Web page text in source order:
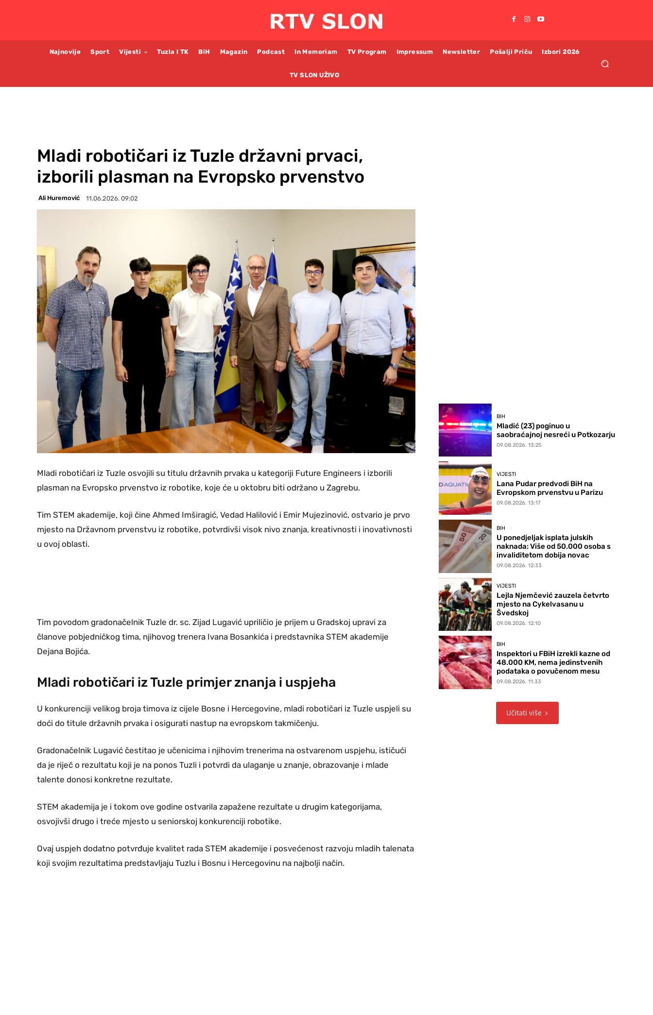
Najnovije Sport Vijesti Tuzla I TK BiH Magazin Podcast In Memoriam TV Program Impressum Newsletter Pošalji Priču Izbori 2026
TV SLON UŽIVO
Mladi robotičari iz Tuzle državni prvaci,
izborili plasman na Evropsko prvenstvo
Ali Huremović 11.06.2026. 09:02
Mladi robotičari iz Tuzle osvojili su titulu državnih prvaka u kategoriji Future Engineers i izborili
plasman na Evropsko prvenstvo iz robotike, koje će u oktobru biti održano u Zagrebu.
Tim STEM akademije, koji čine Ahmed Imširagić, Vedad Halilović i Emir Mujezinović, ostvario je prvo
mjesto na Državnom prvenstvu iz robotike, potvrdivši visok nivo znanja, kreativnosti i inovativnosti
u ovoj oblasti.
Tim povodom gradonačelnik Tuzle dr. sc. Zijad Lugavić upriličio je prijem u Gradskoj upravi za
članove pobjedničkog tima, njihovog trenera Ivana Bosankića i predstavnika STEM akademije
Dejana Bojića.
Mladi robotičari iz Tuzle primjer znanja i uspjeha
U konkurenciji velikog broja timova iz cijele Bosne i Hercegovine, mladi robotičari iz Tuzle uspjeli su
doći do titule državnih prvaka i osigurati nastup na evropskom takmičenju.
Gradonačelnik Lugavić čestitao je učenicima i njihovim trenerima na ostvarenom uspjehu, ističući
da je riječ o rezultatu koji je na ponos Tuzli i potvrdi da ulaganje u znanje, obrazovanje i mlade
talente donosi konkretne rezultate.
STEM akademija je i tokom ove godine ostvarila zapažene rezultate u drugim kategorijama,
osvojivši drugo i treće mjesto u seniorskoj konkurenciji robotike.
Ovaj uspjeh dodatno potvrđuje kvalitet rada STEM akademije i posvećenost razvoju mladih talenata
koji svojim rezultatima predstavljaju Tuzlu i Bosnu i Hercegovinu na najbolji način.
BIH
Mladić (23) poginuo u
saobraćajnoj nesreći u Potkozarju
09.08.2026. 13:25
VIJESTI
Lana Pudar predvodi BiH na
Evropskom prvenstvu u Parizu
09.08.2026. 13:17
BIH
U ponedjeljak isplata julskih
naknada: Više od 50.000 osoba s
invaliditetom dobija novac
09.08.2026. 12:33
VIJESTI
Lejla Njemčević zauzela četvrto
mjesto na Cykelvasanu u
Švedskoj
09.08.2026. 12:10
BIH
Inspektori u FBiH izrekli kazne od
48.000 KM, nema jedinstvenih
podataka o povučenom mesu
09.08.2026. 11:33
Učitati više